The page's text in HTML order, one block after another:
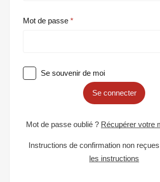
Mot de passe
Se souvenir de moi
Se connecter
Mot de passe oublié ? Récupérer votre
Instructions de confirmation non
les instructions